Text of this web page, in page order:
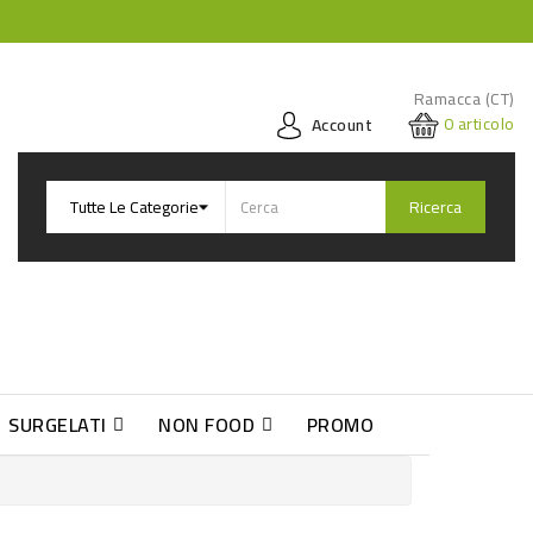
Ramacca (CT)
Account
0articolo
Ricerca
SURGELATI NON FOOD PROMO